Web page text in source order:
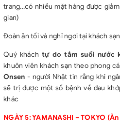
trang...có nhiều mặt hàng được
gian)
Đoàn ăn tối và nghỉ ngơi tại khách
Quý kháchtự do tắm suối nước
khuôn viên khách sạn theo phong
Onsen - người Nhật tin rằng khi
sẽ trị được một số bệnh về đau
khác
NGÀY 5: YAMANASHI – TOKYO